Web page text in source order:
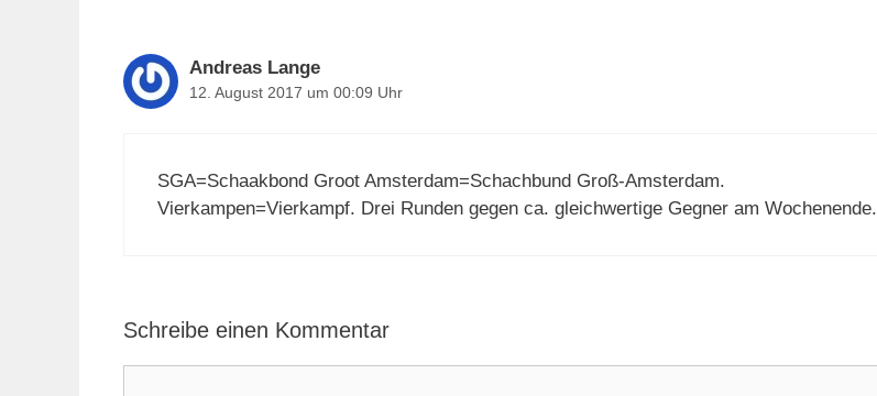
Andreas Lange
12. August 2017 um 00:09 Uhr
SGA=Schaakbond Groot Amsterdam=Schachbund Groß-Amsterdam.
Vierkampen=Vierkampf. Drei Runden gegen ca. gleichwertige Gegner am Wochenende.
Schreibe einen Kommentar